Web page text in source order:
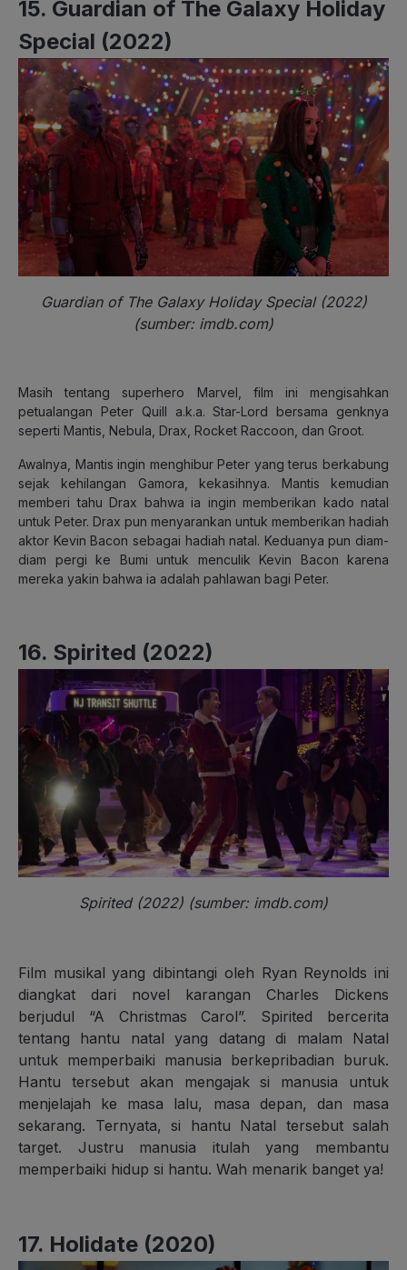
15. Guardian of The Galaxy Holiday
Special (2022)
Guardian of The Galaxy Holiday Special (2022)
(sumber: imdb.com)
Masih tentang superhero Marvel, film ini mengisahkan
petualangan Peter Quill a.k.a. Star-Lord bersama genknya
seperti Mantis, Nebula, Drax, Rocket Raccoon, dan Groot.
Awalnya, Mantis ingin menghibur Peter yang terus berkabung
sejak kehilangan Gamora, kekasihnya. Mantis kemudian
memberi tahu Drax bahwa ia ingin memberikan kado natal
untuk Peter. Drax pun menyarankan untuk memberikan hadiah
aktor Kevin Bacon sebagai hadiah natal. Keduanya pun diam-
diam pergi ke Bumi untuk menculik Kevin Bacon karena
mereka yakin bahwa ia adalah pahlawan bagi Peter.
16. Spirited (2022)
Spirited (2022) (sumber: imdb.com)
Film musikal yang dibintangi oleh Ryan Reynolds ini
diangkat dari novel karangan Charles Dickens
berjudul “A Christmas Carol”. Spirited bercerita
tentang hantu natal yang datang di malam Natal
untuk memperbaiki manusia berkepribadian buruk.
Hantu tersebut akan mengajak si manusia untuk
menjelajah ke masa lalu, masa depan, dan masa
sekarang. Ternyata, si hantu Natal tersebut salah
target. Justru manusia itulah yang membantu
memperbaiki hidup si hantu. Wah menarik banget ya!
17. Holidate (2020)